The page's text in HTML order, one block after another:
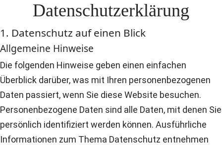
Datenschutzerklärung
1. Datenschutz auf einen Blick
Allgemeine Hinweise
Die folgenden Hinweise geben einen einfachen
Überblick darüber, was mit Ihren personenbezogenen
Daten passiert, wenn Sie diese Website besuchen.
Personenbezogene Daten sind alle Daten, mit denen Sie
persönlich identifiziert werden können. Ausführliche
Informationen zum Thema Datenschutz entnehmen